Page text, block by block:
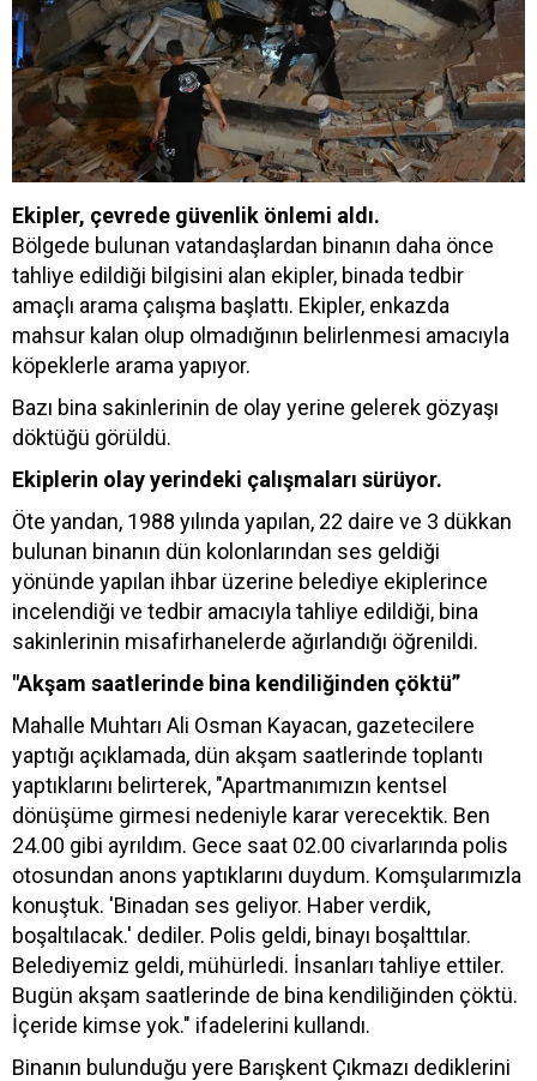
Ekipler, çevrede güvenlik önlemi aldı.
Bölgede bulunan vatandaşlardan binanın daha önce
tahliye edildiği bilgisini alan ekipler, binada tedbir
amaçlı arama çalışma başlattı. Ekipler, enkazda
mahsur kalan olup olmadığının belirlenmesi amacıyla
köpeklerle arama yapıyor.
Bazı bina sakinlerinin de olay yerine gelerek gözyaşı
döktüğü görüldü.
Ekiplerin olay yerindeki çalışmaları sürüyor.
Öte yandan, 1988 yılında yapılan, 22 daire ve 3 dükkan
bulunan binanın dün kolonlarından ses geldiği
yönünde yapılan ihbar üzerine belediye ekiplerince
incelendiği ve tedbir amacıyla tahliye edildiği, bina
sakinlerinin misafirhanelerde ağırlandığı öğrenildi.
"Akşam saatlerinde bina kendiliğinden çöktü”
Mahalle Muhtarı Ali Osman Kayacan, gazetecilere
yaptığı açıklamada, dün akşam saatlerinde toplantı
yaptıklarını belirterek, "Apartmanımızın kentsel
dönüşüme girmesi nedeniyle karar verecektik. Ben
24.00 gibi ayrıldım. Gece saat 02.00 civarlarında polis
otosundan anons yaptıklarını duydum. Komşularımızla
konuştuk. 'Binadan ses geliyor. Haber verdik,
boşaltılacak.' dediler. Polis geldi, binayı boşalttılar.
Belediyemiz geldi, mühürledi. İnsanları tahliye ettiler.
Bugün akşam saatlerinde de bina kendiliğinden çöktü.
İçeride kimse yok." ifadelerini kullandı.
Binanın bulunduğu yere Barışkent Çıkmazı dediklerini